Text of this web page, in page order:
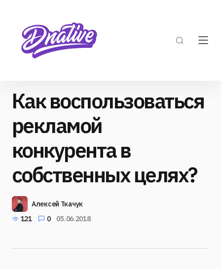
Как воспользоваться
рекламой
конкурента в
собственных целях?
Алексей Ткачук
121
0 05.06.2018